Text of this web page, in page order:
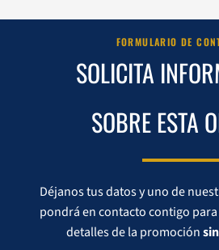
FORMULARIO DE
SOLICITA
SOBRE ESTA
Déjanos tus datos y uno de
pondrá en contacto contigo
detalles de la promoción